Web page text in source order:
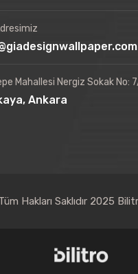
Mahallesi Nergiz Sokak No:
Ankara
Hakları Saklıdır 2025